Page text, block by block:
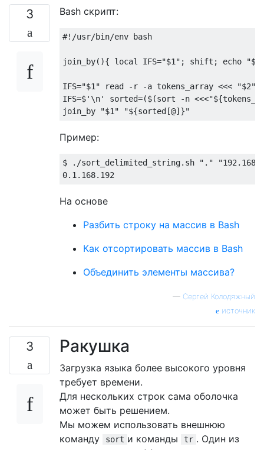
3 Bash скрипт:
#!/usr/bin/env bash
join_by(){ local IFS="$1" ; shift ; echo
IFS="$1" read - r -a tokens_array <<<
"$2"
IFS=$'\n' sorted=($(sort -n <<<
join_by
"$1" "${sorted[@]}"
Пример:
$ ./sort_delimited_string.sh "."
На основе
Разбить строку на массив в Bash
Как отсортировать массив в Bash
Объединить элементы массива?
— Сергей Колодяжный
источник
3 Ракушка
Загрузка языка более высокого уровня
требует времени.
Для нескольких строк сама оболочка
может быть решением.
Мы можем использовать внешнюю
команду
sort и команды tr . Один из